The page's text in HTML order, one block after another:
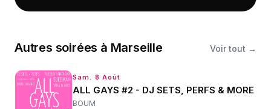
Autres soirées à Marseille Voir tout →
Sam. 8 Août
ALL GAYS #2 - DJ SETS, PERFS & MORE
BOUM